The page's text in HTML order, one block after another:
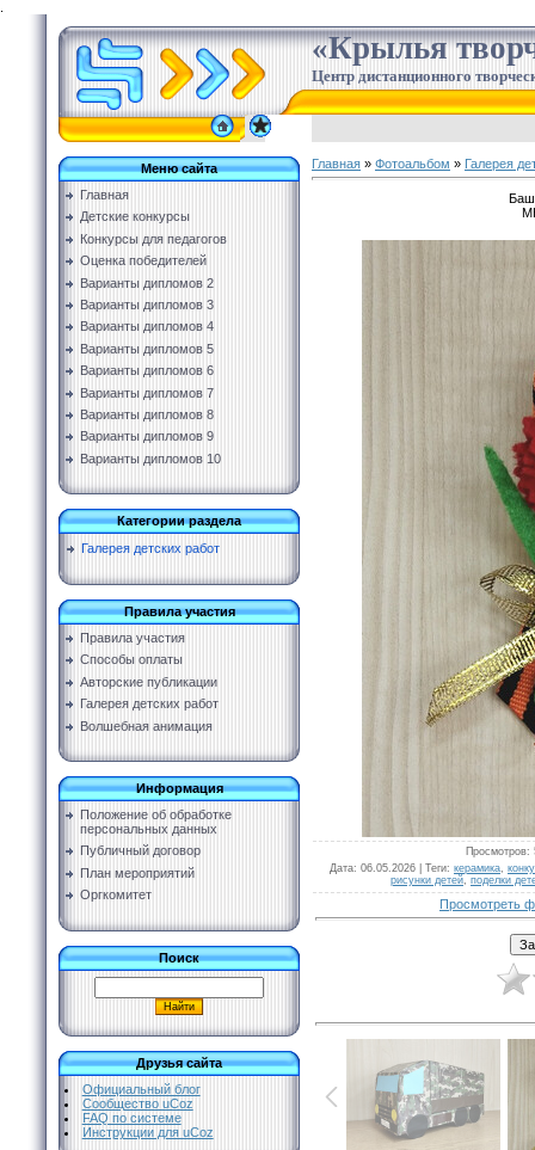
«Крылья
Центр дистанционного
Меню сайта
Главная
Детские конкурсы
Конкурсы для педагогов
Оценка победителей
Варианты дипломов 2
Варианты дипломов 3
Варианты дипломов 4
Варианты дипломов 5
Варианты дипломов 6
Варианты дипломов 7
Варианты дипломов 8
Варианты дипломов 9
Варианты дипломов 10
Категории раздела
Галерея детских работ
Правила участия
Правила участия
Способы оплаты
Авторские публикации
Галерея детских работ
Волшебная анимация
Информация
Положение об обработке
персональных данных
Публичный договор
План мероприятий
Оргкомитет
Поиск
Друзья сайта
Официальный блог
Сообщество uCoz
FAQ по системе
Инструкции для uCoz
Главная » Фотоальбом » Галерея
Просмотров:
Дата: 06.05.2026 | Теги: керамика
рисунки детей поделки
Просмотреть